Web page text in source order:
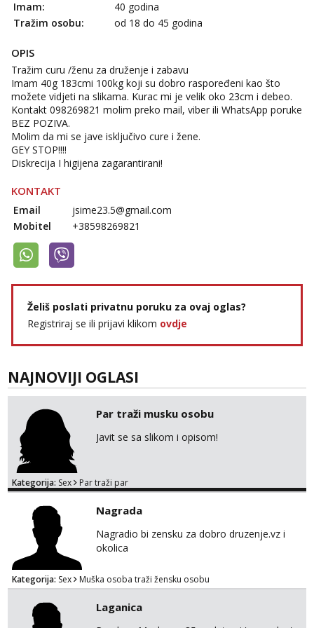
Obavijesti me kada se oslobodi
Tel:064/677-677- Kod: #128
tel:0,93€ - mob:1,12€ min
Anđela
Tel: 064/677-677 - Kod: #142
Tel:064/677-677- Kod: #72
tel:0,93€ - mob:1,12€ min
Imam:
40 godina
Tražim osobu:
od 18 do 45 godina
OPIS
Tražim curu /ženu za druženje i zabavu
Imam 40g 183cmi 100kg koji su dobro raspoređeni kao što
možete vidjeti na slikama. Kurac mi je velik oko 23cm i debeo.
Kontakt 098269821 molim preko mail, viber ili WhatsApp poruke
BEZ POZIVA.
Molim da mi se jave isključivo cure i žene.
GEY STOP!!!!
Diskrecija I higijena zagarantirani!
KONTAKT
Email
jsime23.5@gmail.com
Mobitel
+38598269821
Želiš poslati privatnu poruku za ovaj oglas?
Registriraj se ili prijavi klikom ovdje
NAJNOVIJI OGLASI
Par traži musku osobu
Javit se sa slikom i opisom!
Kategorija: Sex Par traži par
Nagrada
Nagradio bi zensku za dobro druzenje.vz i
okolica
Kategorija: Sex Muška osoba traži žensku osobu
Laganica